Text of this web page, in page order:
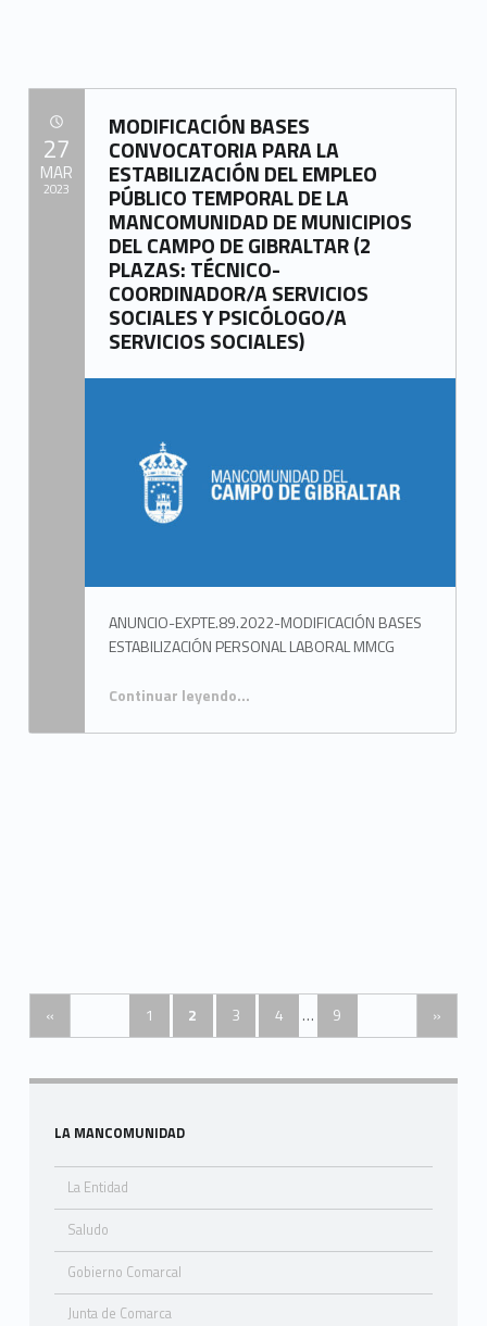
MODIFICACIÓN BASES
CONVOCATORIA PARA LA
ESTABILIZACIÓN DEL EMPLEO
PÚBLICO TEMPORAL DE LA
MANCOMUNIDAD DE MUNICIPIOS
DEL CAMPO DE GIBRALTAR (2
PLAZAS: TÉCNICO-
COORDINADOR/A SERVICIOS
SOCIALES Y PSICÓLOGO/A
SERVICIOS SOCIALES)
ANUNCIO-EXPTE.89.2022-MODIFICACIÓN BASES
ESTABILIZACIÓN PERSONAL LABORAL MMCG
Continuar leyendo…
POSTED ON:27
MAR
2023
« 1 2 3 4 … 9 »
Sidebar
LA MANCOMUNIDAD
La Entidad
Saludo
Gobierno Comarcal
Junta de Comarca